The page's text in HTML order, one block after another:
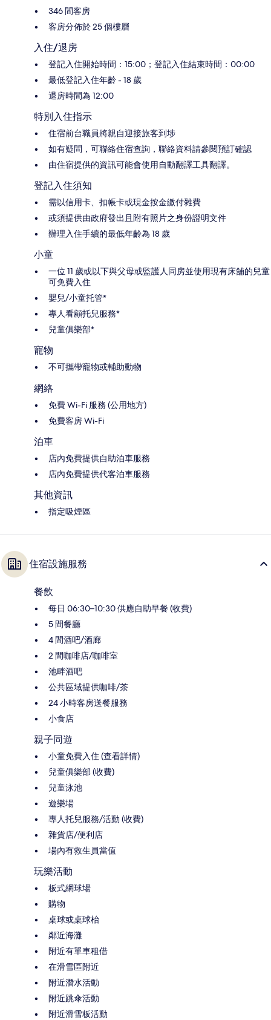
346 間客房
客房分佈於 25 個樓層
入住/退房
登記入住開始時間：15:00；登記入住結束時間：00:00
最低登記入住年齡 - 18 歲
退房時間為 12:00
特別入住指示
住宿前台職員將親自迎接旅客到埗
如有疑問，可聯絡住宿查詢，聯絡資料請參閱預訂確認
由住宿提供的資訊可能會使用自動翻譯工具翻譯。
登記入住須知
需以信用卡、扣帳卡或現金按金繳付雜費
或須提供由政府發出且附有照片之身份證明文件
辦理入住手續的最低年齡為 18 歲
小童
一位 11 歲或以下與父母或監護人同房並使用現有床舖的兒童
可免費入住
嬰兒/小童托管*
專人看顧托兒服務*
兒童俱樂部*
寵物
不可攜帶寵物或輔助動物
網絡
免費 Wi-Fi 服務 (公用地方)
免費客房 Wi-Fi
泊車
店內免費提供自助泊車服務
店內免費提供代客泊車服務
其他資訊
指定吸煙區
住宿設施服務
餐飲
每日 06:30–10:30 供應自助早餐 (收費)
5 間餐廳
4 間酒吧/酒廊
2 間咖啡店/咖啡室
池畔酒吧
公共區域提供咖啡/茶
24 小時客房送餐服務
小食店
親子同遊
小童免費入住 (查看詳情)
兒童俱樂部 (收費)
兒童泳池
遊樂場
專人托兒服務/活動 (收費)
雜貨店/便利店
場內有救生員當值
玩樂活動
板式網球場
購物
桌球或桌球枱
鄰近海灘
附近有單車租借
在滑雪區附近
附近潛水活動
附近跳傘活動
附近滑雪板活動